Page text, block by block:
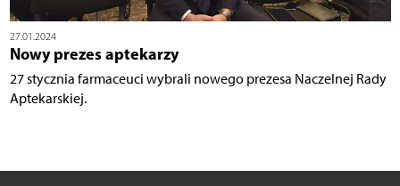
27.01.2024
Nowy prezes aptekarzy
27 stycznia farmaceuci wybrali nowego prezesa Naczelnej Rady
Aptekarskiej.